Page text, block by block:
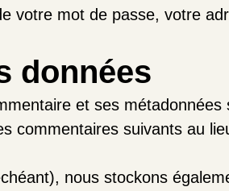
votre mot de passe, votre
données
et ses
commentaires suivants au
nous stockons